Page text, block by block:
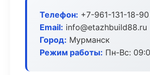
Телефон: +7-961-131-18-90
Email: info@etazhbuild88.ru
Город: Мурманск
Режим работы: Пн-Вс: